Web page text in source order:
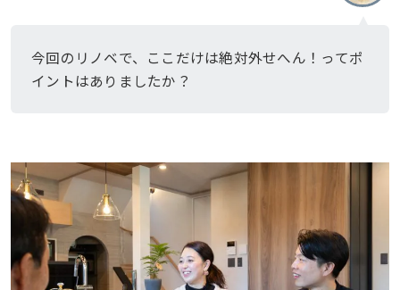
今回のリノベで、ここだけは絶対外せへん！ってポ
イントはありましたか？